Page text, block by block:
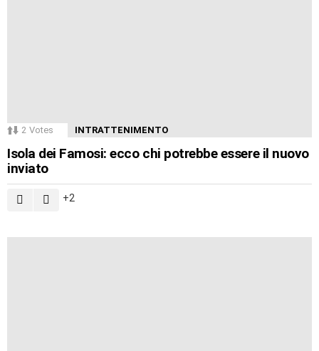
2 Votes INTRATTENIMENTO
Isola dei Famosi: ecco chi potrebbe essere il nuovo
inviato
2